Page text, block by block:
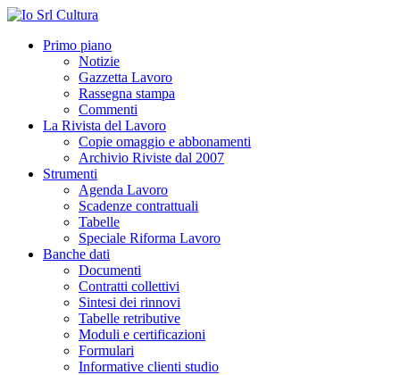
Primo piano
Notizie
Gazzetta Lavoro
Rassegna stampa
Commenti
La Rivista del Lavoro
Copie omaggio e abbonamenti
Archivio Riviste dal 2007
Strumenti
Agenda Lavoro
Scadenze contrattuali
Tabelle
Speciale Riforma Lavoro
Banche dati
Documenti
Contratti collettivi
Sintesi dei rinnovi
Tabelle retributive
Moduli e certificazioni
Formulari
Informative clienti studio